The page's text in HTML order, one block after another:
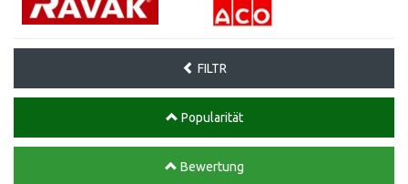
FILTR
Popularität
Bewertung